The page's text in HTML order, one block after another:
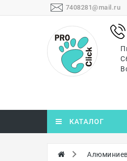
7408281@mail.ru
КАТАЛОГ